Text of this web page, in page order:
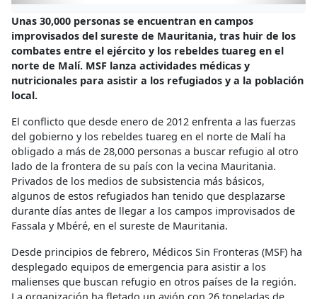
Unas 30,000 personas se encuentran en campos
improvisados del sureste de Mauritania, tras huir de los
combates entre el ejército y los rebeldes tuareg en el
norte de Malí. MSF lanza actividades médicas y
nutricionales para asistir a los refugiados y a la población
local.
El conflicto que desde enero de 2012 enfrenta a las fuerzas
del gobierno y los rebeldes tuareg en el norte de Malí ha
obligado a más de 28,000 personas a buscar refugio al otro
lado de la frontera de su país con la vecina Mauritania.
Privados de los medios de subsistencia más básicos,
algunos de estos refugiados han tenido que desplazarse
durante días antes de llegar a los campos improvisados de
Fassala y Mbéré, en el sureste de Mauritania.
Desde principios de febrero, Médicos Sin Fronteras (MSF) ha
desplegado equipos de emergencia para asistir a los
malienses que buscan refugio en otros países de la región.
La organización ha fletado un avión con 26 toneladas de